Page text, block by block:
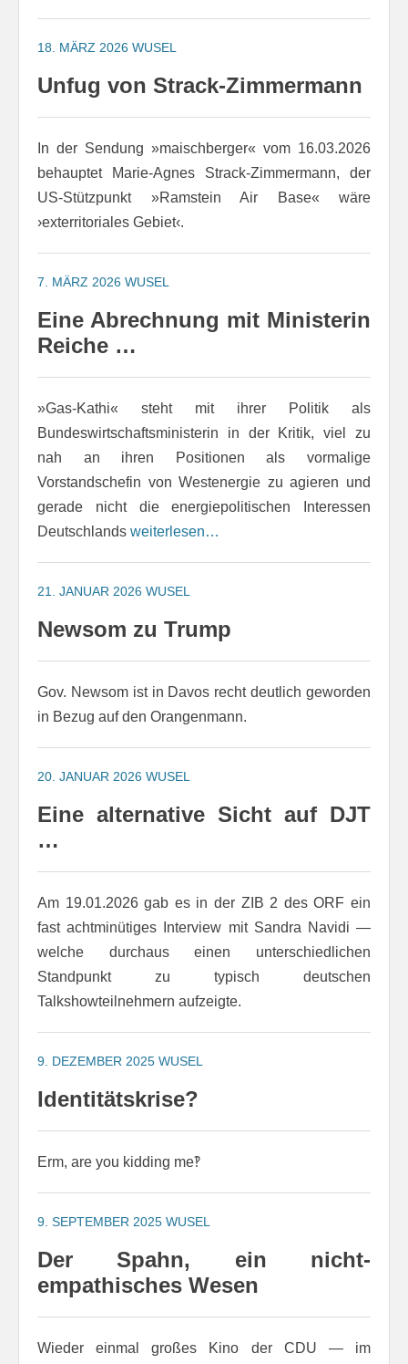
18. MÄRZ 2026 WUSEL
Unfug von Strack-Zimmermann
In der Sendung »maischberger« vom 16.03.2026
behauptet Marie-Agnes Strack-Zimmermann, der
US-Stützpunkt »Ramstein Air Base« wäre
›exterritoriales Gebiet‹.
7. MÄRZ 2026 WUSEL
Eine Abrechnung mit Ministerin
Reiche …
»Gas-Kathi« steht mit ihrer Politik als
Bundeswirtschaftsministerin in der Kritik, viel zu
nah an ihren Positionen als vormalige
Vorstandschefin von Westenergie zu agieren und
gerade nicht die energiepolitischen Interessen
Deutschlands weiterlesen…
21. JANUAR 2026 WUSEL
Newsom zu Trump
Gov. Newsom ist in Davos recht deutlich geworden
in Bezug auf den Orangenmann.
20. JANUAR 2026 WUSEL
Eine alternative Sicht auf DJT
…
Am 19.01.2026 gab es in der ZIB 2 des ORF ein
fast achtminütiges Interview mit Sandra Navidi —
welche durchaus einen unterschiedlichen
Standpunkt zu typisch deutschen
Talkshowteilnehmern aufzeigte.
9. DEZEMBER 2025 WUSEL
Identitätskrise?
Erm, are you kidding me‽
9. SEPTEMBER 2025 WUSEL
Der Spahn, ein nicht-
empathisches Wesen
Wieder einmal großes Kino der CDU — im